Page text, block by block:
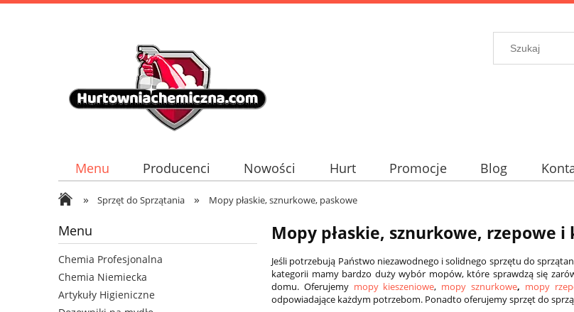
Menu Producenci Nowości Hurt Promocje Blog
» Sprzęt do Sprzątania » Mopy płaskie, sznurkowe, paskowe
Menu
Chemia Profesjonalna
Chemia Niemiecka
Artykuły Higieniczne
Mopy płaskie, sznurkowe, rzepowe i
Jeśli potrzebują Państwo niezawodnego i solidnego sprzętu do
kategorii mamy bardzo duży wybór mopów, które sprawdzą się
domu. Oferujemy mopy kieszeniowe, mopy sznurkowe, mopy
odpowiadające każdym potrzebom. Ponadto oferujemy sprzęt do